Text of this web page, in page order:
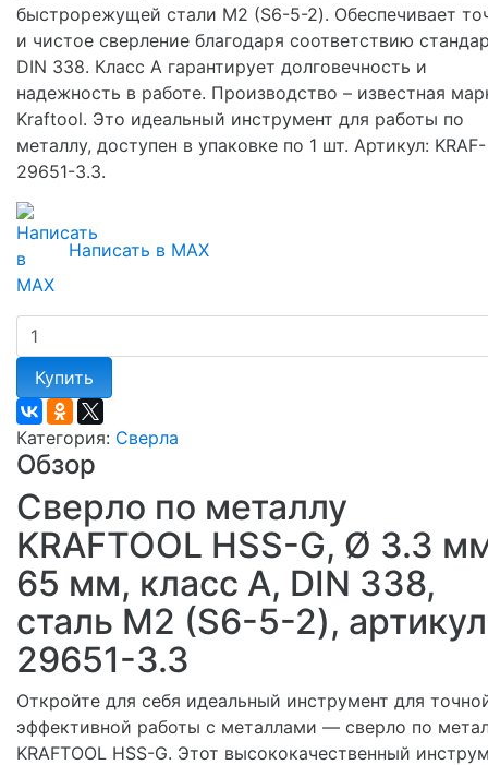
быстрорежущей стали М2 (S6-5-2). Обеспечивает
и чистое сверление благодаря соответствию
DIN 338. Класс A гарантирует долговечность и
надежность в работе. Производство – известная
Kraftool. Это идеальный инструмент для работы по
металлу, доступен в упаковке по 1 шт. Артикул: KRAF-
29651-3.3.
Написать в MAX
Купить
Категория: Сверла
Обзор
Сверло по металлу
KRAFTOOL HSS-G, Ø 3.3
65 мм, класс A, DIN 338,
сталь М2 (S6-5-2), артикул
29651-3.3
Откройте для себя идеальный инструмент для
эффективной работы с металлами — сверло по
KRAFTOOL HSS-G. Этот высококачественный